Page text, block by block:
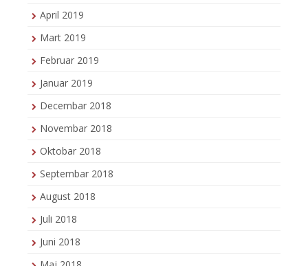
April 2019
Mart 2019
Februar 2019
Januar 2019
Decembar 2018
Novembar 2018
Oktobar 2018
Septembar 2018
August 2018
Juli 2018
Juni 2018